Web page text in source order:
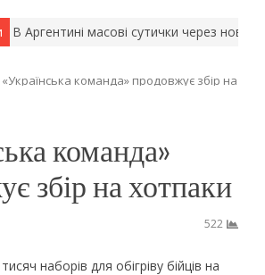
В Аргентині масові сутички через новий
«Українська команда» продовжує збір на
команда»
збір на хотпаки
522
наборів для обігріву бійців на